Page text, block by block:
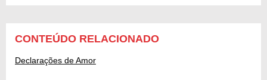
CONTEÚDO RELACIONADO
Declarações de Amor